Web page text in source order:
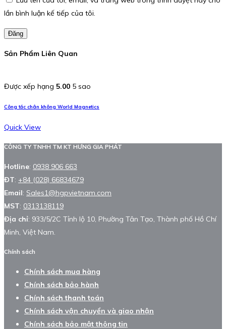
lần bình luận kế tiếp của tôi.
Đăng
Sản Phẩm Liên Quan
Được xếp hạng 5.00 5 sao
Công tắc chân không World Magnetics
Quick View
CÔNG TY TNHH TM KT HƯNG GIA PHÁT
Hotline: 0938 906 663
ĐT: +84 (028) 66834679
Email: Sales1@hgpvietnam.com
MST: 0313138119
Địa chỉ: 933/5/2C Tỉnh lộ 10, Phường Tân Tạo, Thành phố Hồ Chí
Minh, Việt Nam.
Chính sách
Chính sách mua hàng
Chính sách bảo hành
Chính sách thanh toán
Chính sách vận chuyển và giao nhận
Chính sách bảo mật thông tin